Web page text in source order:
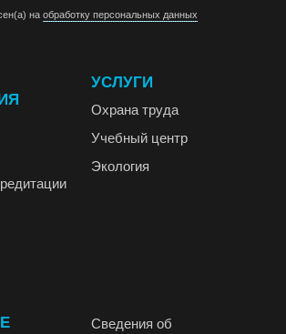
на обработку персональных данных
УСЛУГИ
Охрана труда
Учебный центр
Экология
Сведения об